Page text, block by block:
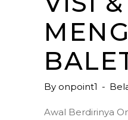
By onpoint1
Awal Berdirinya